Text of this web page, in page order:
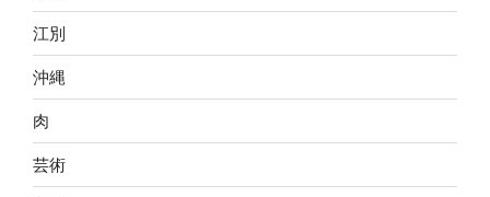
江別
沖縄
肉
芸術